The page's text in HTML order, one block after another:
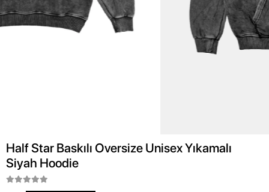
Half Star Baskılı Oversize Unisex Yıkamalı
Siyah Hoodie